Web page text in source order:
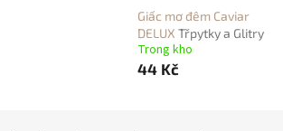
Giấc mơ đêm Caviar
DELUX Třpytky a Glitry
Trong kho
44 Kč